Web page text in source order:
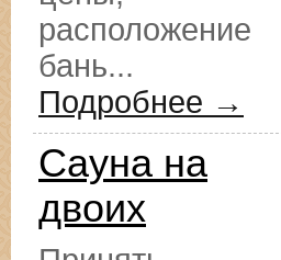
расположение
бань...
Подробнее →
Сауна на
двоих